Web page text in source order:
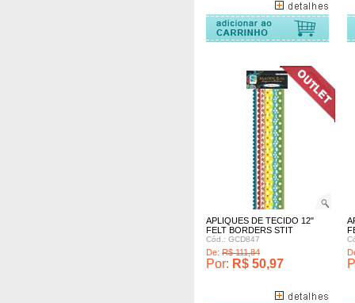
Comprar
APLIQUES DE TECIDO 12"
FELT BORDERS STIT
Cód.: GCD847
De: R$ 111,84
Por: R$ 50,97